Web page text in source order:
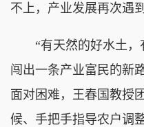
不上，产业发展再次遇
“有天然的好水土，
闯出一条产业富民的新
面对困难，王春国教授
候、手把手指导农户调